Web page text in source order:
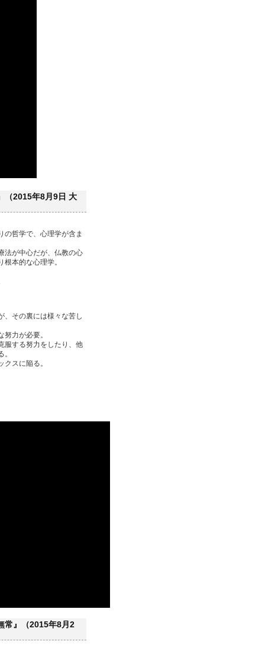
（2015年8月9日 大
の哲学で、心理学が含ま
法が中心だが、仏教の心
本的な心理学。
、その裏には様々な苦し
努力が必要。
服する努力をしたり、他
。
スに陥る。
常』（2015年8月2